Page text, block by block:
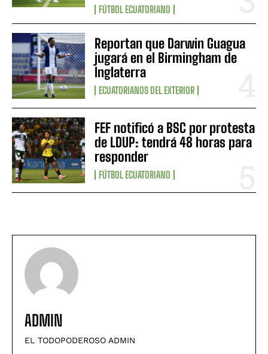
FÚTBOL ECUATORIANO
Reportan que Darwin Guagua
jugará en el Birmingham de
Inglaterra
ECUATORIANOS DEL EXTERIOR
FEF notificó a BSC por protesta
de LDUP: tendrá 48 horas para
responder
FÚTBOL ECUATORIANO
ADMIN
EL TODOPODEROSO ADMIN